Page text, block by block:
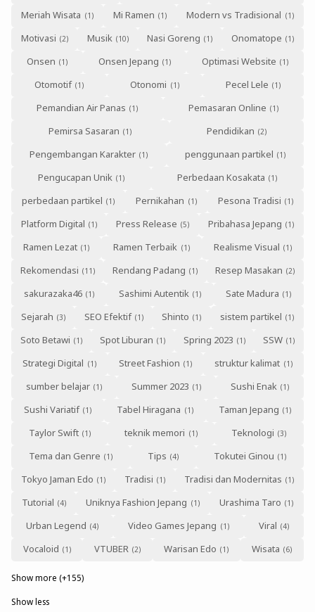
Meriah Wisata
Mi Ramen
Modern vs Tradisional
Motivasi
Musik Nasi Goreng
Onomatope
Onsen
Onsen Jepang
Optimasi Website
Otomotif
Otonomi
Pecel Lele
Pemandian Air Panas
Pemasaran Online
Pemirsa Sasaran
Pendidikan
Pengembangan Karakter
penggunaan partikel
Pengucapan Unik
Perbedaan Kosakata
perbedaan partikel
Pernikahan
Pesona Tradisi
Platform Digital
Press Release
Pribahasa Jepang
Ramen Lezat
Ramen Terbaik
Realisme Visual
Rekomendasi
Rendang Padang
Resep Masakan
sakurazaka46
Sashimi Autentik
Sate Madura
Sejarah
SEO Efektif Shinto
sistem partikel
Soto Betawi
Spot Liburan Spring 2023
SSW
Strategi Digital
Street Fashion
struktur kalimat
sumber belajar
Summer 2023
Sushi Enak
Sushi Variatif
Tabel Hiragana
Taman Jepang
Taylor Swift
teknik memori
Teknologi
Tema dan Genre
Tips
Tokutei Ginou
Tokyo Jaman Edo
Tradisi
Tradisi dan Modernitas
Tutorial
Uniknya Fashion Jepang
Urashima Taro
Urban Legend
Video Games Jepang
Viral
Vocaloid
VTUBER Warisan Edo Wisata
Show more (+155)
Show less